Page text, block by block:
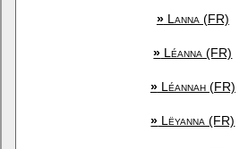
»Lanna (FR)
» Léanna (FR)
»Léannah (FR)
» Lëyanna (FR)